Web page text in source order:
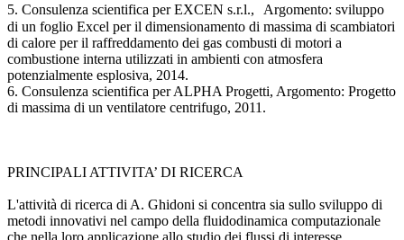
5. Consulenza scientifica per EXCEN s.r.l., Argomento: sviluppo
di un foglio Excel per il dimensionamento di massima di scambiatori
di calore per il raffreddamento dei gas combusti di motori a
combustione interna utilizzati in ambienti con atmosfera
potenzialmente esplosiva, 2014.
6. Consulenza scientifica per ALPHA Progetti, Argomento: Progetto
di massima di un ventilatore centrifugo, 2011.
PRINCIPALI ATTIVITA’ DI RICERCA
L'attività di ricerca di A. Ghidoni si concentra sia sullo sviluppo di
metodi innovativi nel campo della fluidodinamica computazionale
che nella loro applicazione allo studio dei flussi di interesse